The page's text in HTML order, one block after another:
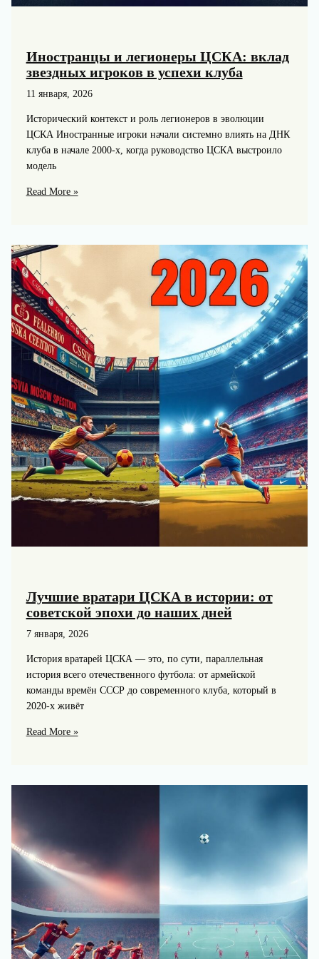
Иностранцы и легионеры ЦСКА: вклад
звездных игроков в успехи клуба
11 января, 2026
Исторический контекст и роль легионеров в эволюции
ЦСКА Иностранные игроки начали системно влиять на ДНК
клуба в начале 2000‑х, когда руководство ЦСКА выстроило
модель
Иностранцы
вклад
звездных
игроков
в
успехи
клуба
Read More »
Лучшие вратари ЦСКА в истории: от
советской эпохи до наших дней
7 января, 2026
История вратарей ЦСКА — это, по сути, параллельная
история всего отечественного футбола: от армейской
команды времён СССР до современного клуба, который в
2020‑х живёт
Лучшие
советской
эпохи
до
наших
Read More »